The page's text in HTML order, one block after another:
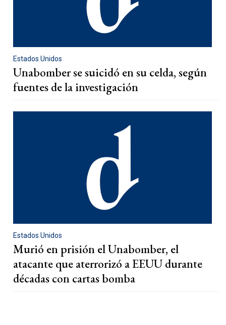
Estados Unidos
Unabomber se suicidó en su celda, según
fuentes de la investigación
Estados Unidos
Murió en prisión el Unabomber, el
atacante que aterrorizó a EEUU durante
décadas con cartas bomba